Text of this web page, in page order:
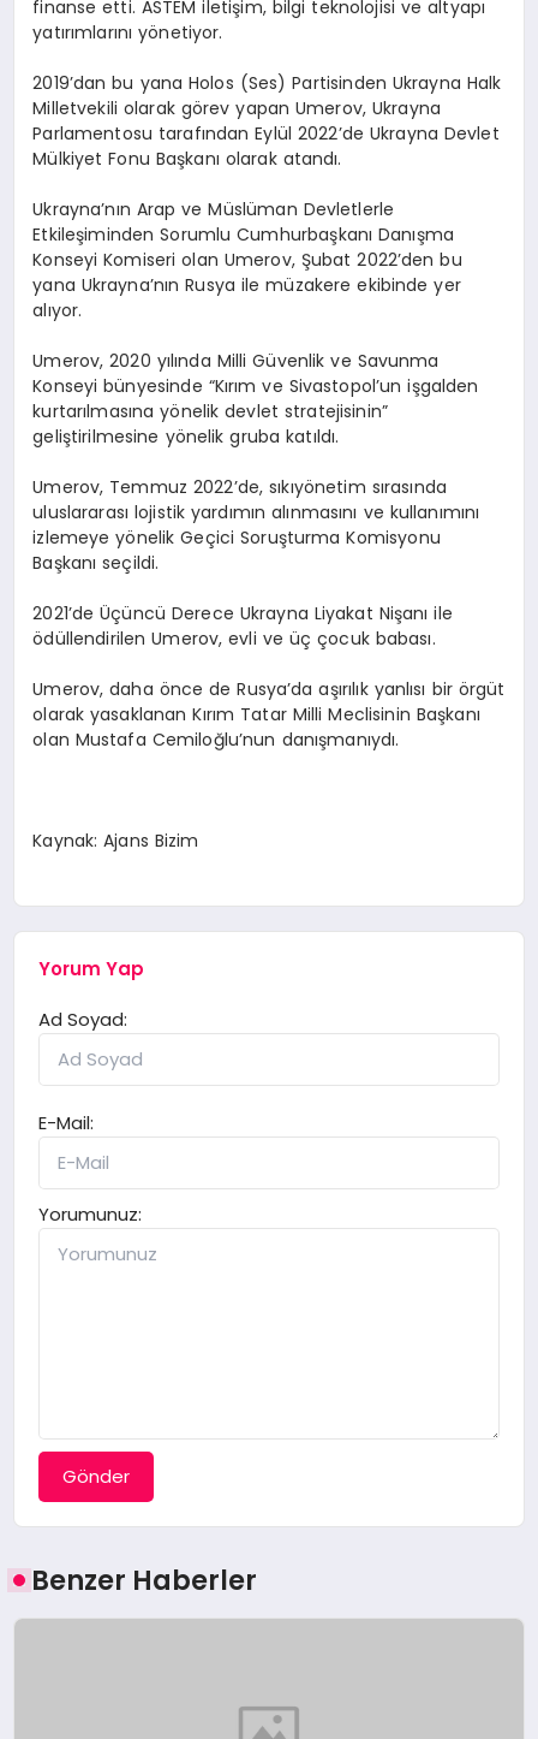
finanse etti. ASTEM iletişim, bilgi teknolojisi ve altyapı
yatırımlarını yönetiyor.
2019’dan bu yana Holos (Ses) Partisinden Ukrayna Halk
Milletvekili olarak görev yapan Umerov, Ukrayna
Parlamentosu tarafından Eylül 2022’de Ukrayna Devlet
Mülkiyet Fonu Başkanı olarak atandı.
Ukrayna’nın Arap ve Müslüman Devletlerle
Etkileşiminden Sorumlu Cumhurbaşkanı Danışma
Konseyi Komiseri olan Umerov, Şubat 2022’den bu
yana Ukrayna’nın Rusya ile müzakere ekibinde yer
alıyor.
Umerov, 2020 yılında Milli Güvenlik ve Savunma
Konseyi bünyesinde “Kırım ve Sivastopol’un işgalden
kurtarılmasına yönelik devlet stratejisinin”
geliştirilmesine yönelik gruba katıldı.
Umerov, Temmuz 2022’de, sıkıyönetim sırasında
uluslararası lojistik yardımın alınmasını ve kullanımını
izlemeye yönelik Geçici Soruşturma Komisyonu
Başkanı seçildi.
2021’de Üçüncü Derece Ukrayna Liyakat Nişanı ile
ödüllendirilen Umerov, evli ve üç çocuk babası.
Umerov, daha önce de Rusya’da aşırılık yanlısı bir örgüt
olarak yasaklanan Kırım Tatar Milli Meclisinin Başkanı
olan Mustafa Cemiloğlu’nun danışmanıydı.
Kaynak: Ajans Bizim
Yorum Yap
Ad Soyad:
E-Mail:
Yorumunuz:
Gönder
Benzer Haberler